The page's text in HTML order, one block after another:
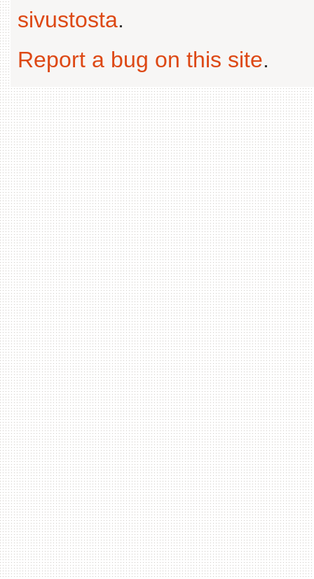
sivustosta.
Report a bug on this site.